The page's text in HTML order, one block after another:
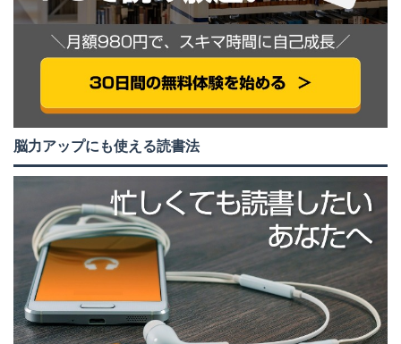
脳力アップにも使える読書法